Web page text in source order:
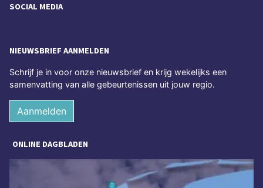
SOCIAL MEDIA
NIEUWSBRIEF AANMELDEN
Schrijf je in voor onze nieuwsbrief en krijg wekelijks een
samenvatting van alle gebeurtenissen uit jouw regio.
Aanmelden
ONLINE DAGBLADEN